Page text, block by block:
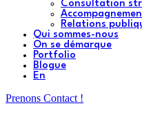
Consultation
Relations
Qui sommes-nous
On se démarque
Portfolio
Blogue
En
Prenons Contact !